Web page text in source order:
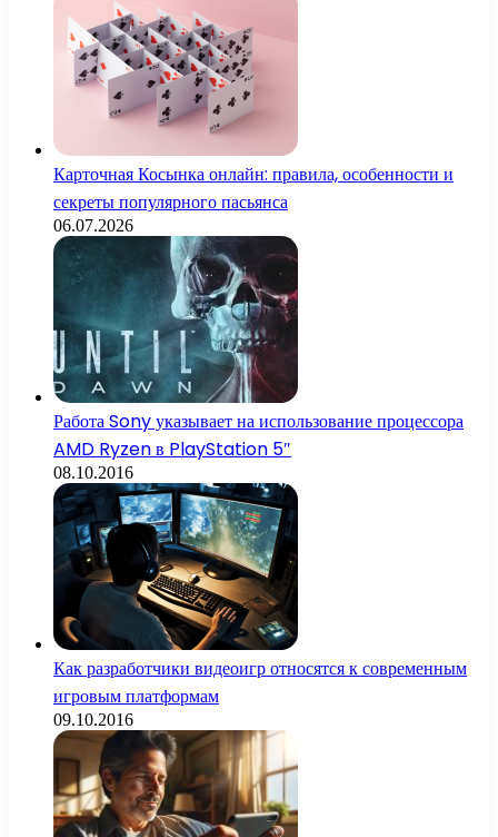
Карточная Косынка онлайн: правила, особенности и
секреты популярного пасьянса
06.07.2026
Работа Sony указывает на использование процессора
AMD Ryzen в PlayStation 5″
08.10.2016
Как разработчики видеоигр относятся к современным
игровым платформам
09.10.2016